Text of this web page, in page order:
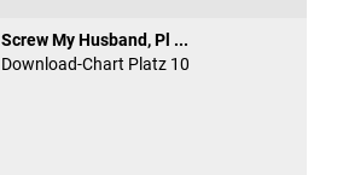
Screw My Husband, Pl ...
Download-Chart Platz 10